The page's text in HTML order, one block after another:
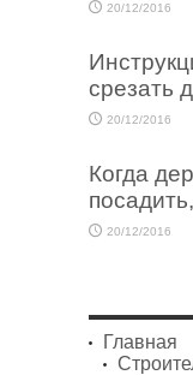
20/12/2016
срезать
20/12/2016
Когда
20/12/2016
Главная